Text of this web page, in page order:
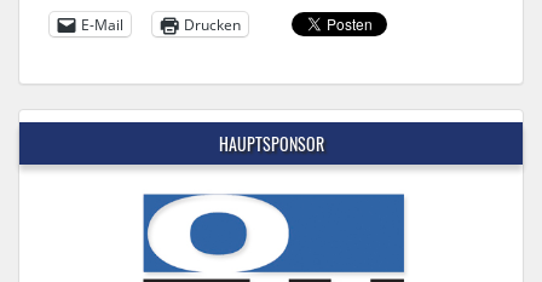
E-Mail
Drucken
HAUPTSPONSOR